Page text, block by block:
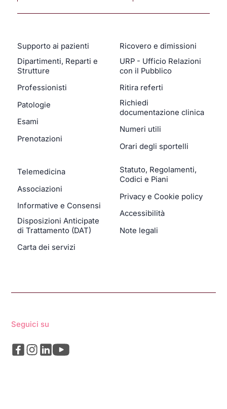
Supporto ai pazienti
Dipartimenti, Reparti e
Strutture
Professionisti
Patologie
Esami
Prenotazioni
Ricovero e dimissioni
URP - Ufficio Relazioni
con il Pubblico
Ritira referti
Richiedi
documentazione clinica
Numeri utili
Orari degli sportelli
Telemedicina
Associazioni
Informative e Consensi
Disposizioni Anticipate
di Trattamento (DAT)
Carta dei servizi
Statuto, Regolamenti,
Codici e Piani
Privacy e Cookie policy
Accessibilità
Note legali
Seguici su